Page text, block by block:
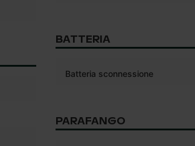
BATTERIA
Batteria sconnessione
PARAFANGO